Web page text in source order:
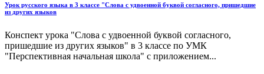
Урок русского языка в 3 классе "Слова с удвоенной буквой согласного, пришедшие
из других языков
Конспект урока "Слова с удвоенной буквой согласного,
пришедшие из других языков" в 3 классе по УМК
"Перспективная начальная школа" с приложением...